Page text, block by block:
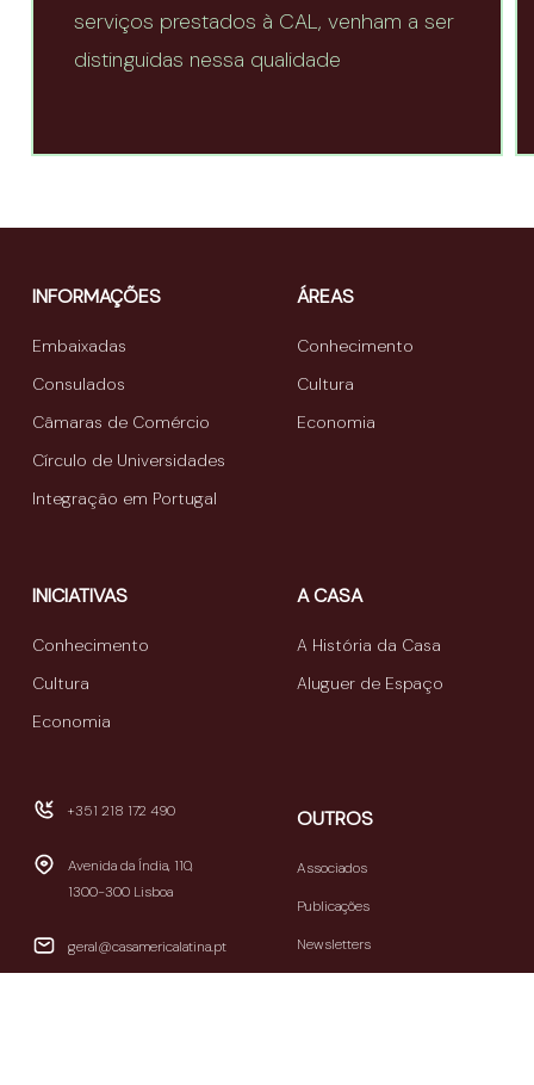
serviços prestados à CAL, venham a ser
distinguidas nessa qualidade
INFORMAÇÕES
Embaixadas
Consulados
Câmaras de Comércio
Círculo de Universidades
Integração em Portugal
ÁREAS
Conhecimento
Cultura
Economia
INICIATIVAS
Conhecimento
Cultura
Economia
A CASA
A História da Casa
Aluguer de Espaço
+351 218 172 490
Avenida da Índia, 110,
1300-300 Lisboa
geral@casamericalatina.pt
OUTROS
Associados
Publicações
Newsletters